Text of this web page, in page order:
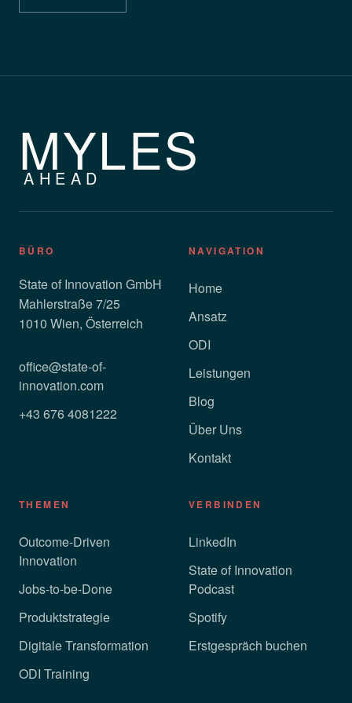
MYLES
AHEAD
BÜRO
State of Innovation GmbH
Mahlerstraße 7/25
1010 Wien, Österreich
office@state-of-
innovation.com
+43 676 4081222
NAVIGATION
Home
Ansatz
ODI
Leistungen
Blog
Über Uns
Kontakt
THEMEN
Outcome-Driven
Innovation
Jobs-to-be-Done
Produktstrategie
Digitale Transformation
ODI Training
VERBINDEN
LinkedIn
State of Innovation
Podcast
Spotify
Erstgespräch buchen